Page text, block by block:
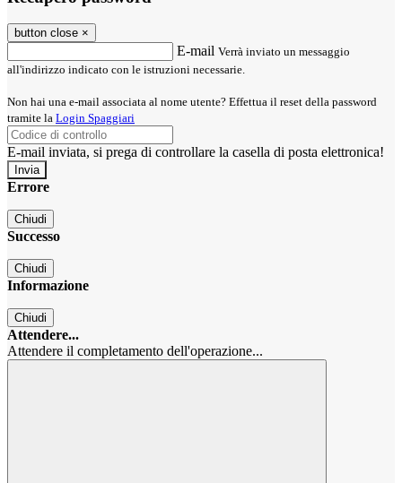
button close ×
E-mail Verrà inviato un messaggio
all'indirizzo indicato con le istruzioni necessarie.
Non hai una e-mail associata al nome utente? Effettua il reset della password
tramite la Login Spaggiari
E-mail inviata, si prega di controllare la casella di posta elettronica!
Errore
Chiudi
Successo
Chiudi
Informazione
Chiudi
Attendere...
Attendere il completamento dell'operazione...